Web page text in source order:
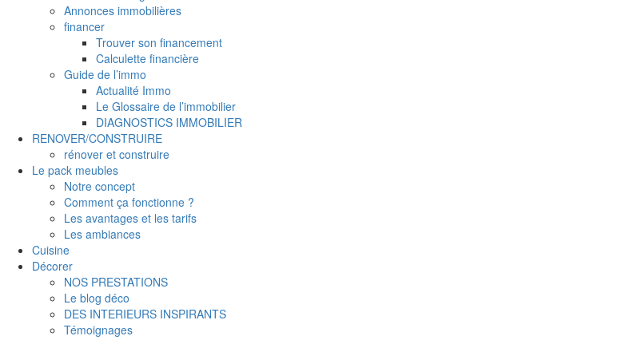
Annonces immobilières
financer
Trouver son financement
Calculette financière
Guide de l’immo
Actualité Immo
Le Glossaire de l’immobilier
DIAGNOSTICS IMMOBILIER
RENOVER/CONSTRUIRE
rénover et construire
Le pack meubles
Notre concept
Comment ça fonctionne ?
Les avantages et les tarifs
Les ambiances
Cuisine
Décorer
NOS PRESTATIONS
Le blog déco
DES INTERIEURS INSPIRANTS
Témoignages